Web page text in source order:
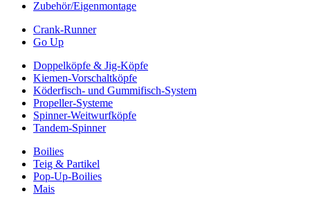
Zubehör/Eigenmontage
Crank-Runner
Go Up
Doppelköpfe & Jig-Köpfe
Kiemen-Vorschaltköpfe
Köderfisch- und Gummifisch-System
Propeller-Systeme
Spinner-Weitwurfköpfe
Tandem-Spinner
Boilies
Teig & Partikel
Pop-Up-Boilies
Mais